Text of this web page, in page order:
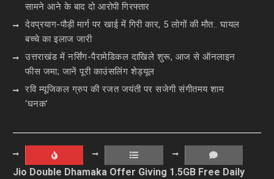
सामने आने के बाद दो आरोपी गिरफ्तार
देवप्रयाग-पौड़ी मार्ग पर खाई में गिरी कार, 5 लोगों की मौत.. घायल
बच्चे का इलाज जारी
उत्तराखंड में नर्सिंग-पैरामेडिकल दाखिले शुरू, आज से ऑनलाइन
फीस जमा; जानें पूरी काउंसलिंग शेड्यूल
रवि म्यूजिकल ग्रुप की रजत जयंती पर सजेगी संगीतमय शाम
‘घनक’
Jio Double Dhamaka Offer Giving 1.5GB Free Daily